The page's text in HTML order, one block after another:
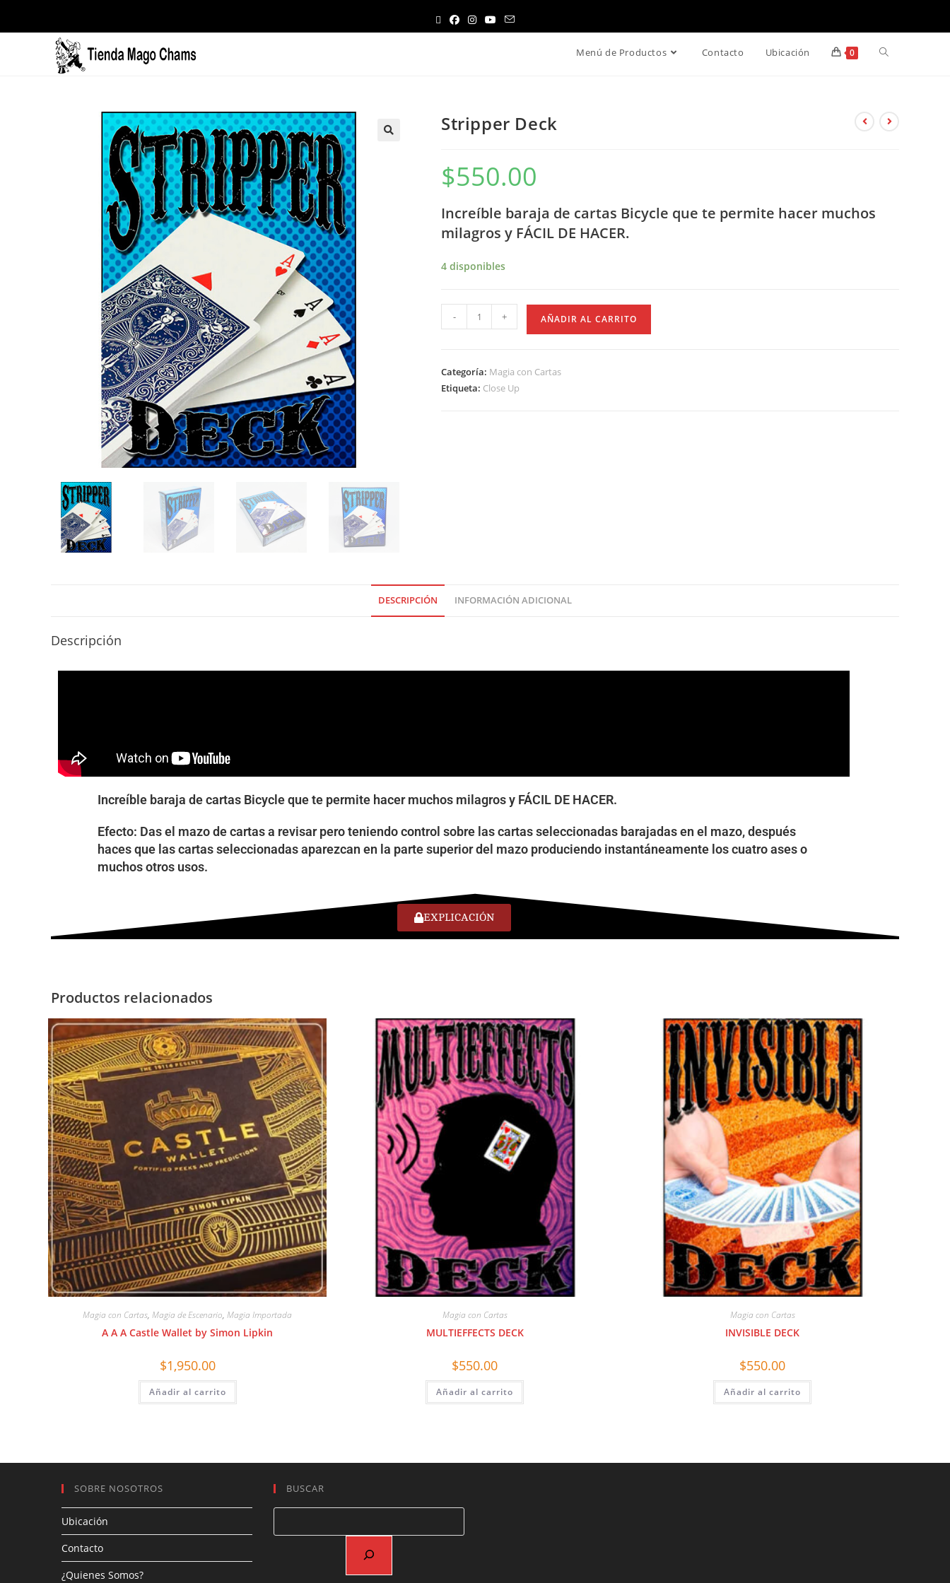
Menú de Productos Contacto Ubicación 0
Stripper Deck
$550.00
Increíble baraja de cartas Bicycle que te permite hacer muchos
milagros y FÁCIL DE HACER.
4 disponibles
- + AÑADIR AL CARRITO
Categoría: Magia con Cartas
Etiqueta: Close Up
DESCRIPCIÓN INFORMACIÓN ADICIONAL
Descripción
Increíble baraja de cartas Bicycle que te permite hacer muchos milagros y FÁCIL DE HACER.
Efecto: Das el mazo de cartas a revisar pero teniendo control sobre las cartas seleccionadas barajadas en el mazo, después
haces que las cartas seleccionadas aparezcan en la parte superior del mazo produciendo instantáneamente los cuatro ases o
muchos otros usos.
EXPLICACIÓN
Productos relacionados
Magia con Cartas,Magia de Escenario,Magia Importada
A A A Castle Wallet by Simon Lipkin
$1,950.00
Añadir al carrito
Magia con Cartas
MULTIEFFECTS DECK
$550.00
Añadir al carrito
Magia con Cartas
INVISIBLE DECK
$550.00
Añadir al carrito
SOBRE NOSOTROS
Ubicación
Contacto
¿Quienes Somos?
BUSCAR